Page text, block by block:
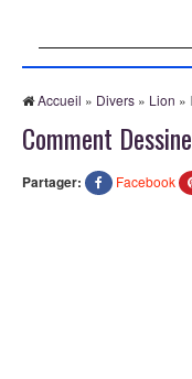
Accueil » Divers » Lion »
Comment
Partager: Facebook